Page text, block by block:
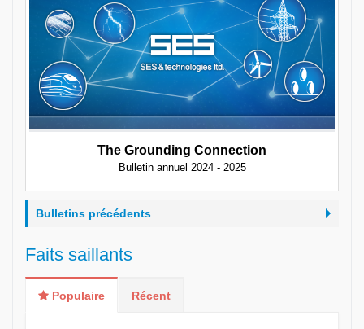
The Grounding Connection
Bulletin annuel 2024 - 2025
Bulletins précédents
Faits saillants
Populaire Récent